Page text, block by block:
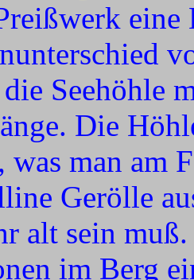
eine
Seehöhle
Die
was man am
Gerölle
alt sein
im Berg